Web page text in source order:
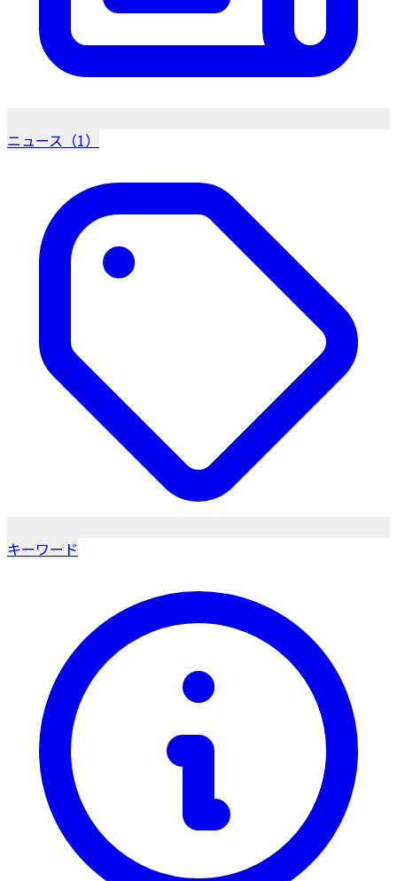
ニュース（1）
キーワード